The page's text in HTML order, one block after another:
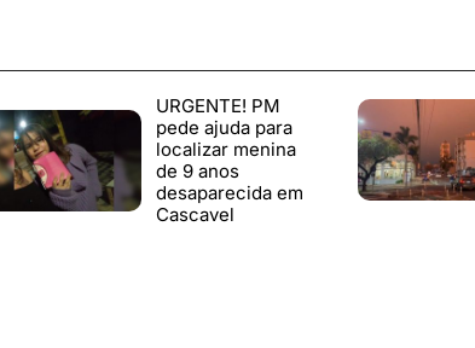
URGENTE! PM
pede ajuda para
localizar menina
de 9 anos
desaparecida em
Cascavel